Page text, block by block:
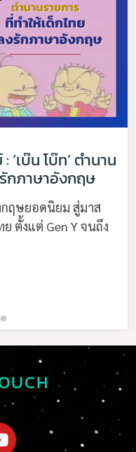
เบ๊น โบ๊ท’ ตำนาน
กภาษาอังกฤษ
ฤษยอดนิยม สู่มาส
ตั้งแต่ Gen Y จนถึง